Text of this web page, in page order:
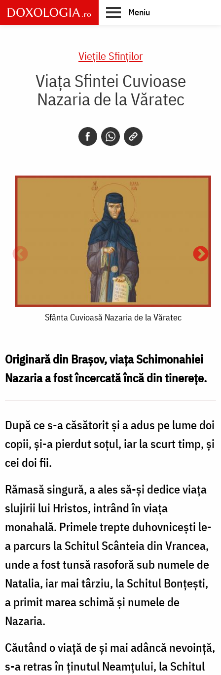
Skip
to
main
Meniu
Vieţile Sfinţilor
Viața Sfintei Cuvioase
Nazaria de la Văratec
de
la
Văratec
Sfânta Cuvioasă Nazaria de la Văratec
Originară din Brașov, viața Schimonahiei
Nazaria a fost încercată încă din tinerețe.
După ce s-a căsătorit și a adus pe lume doi
copii, și-a pierdut soțul, iar la scurt timp, și
cei doi fii.
Rămasă singură, a ales să-și dedice viața
slujirii lui Hristos, intrând în viața
monahală. Primele trepte duhovnicești le-
a parcurs la Schitul Scânteia din Vrancea,
unde a fost tunsă rasoforă sub numele de
Natalia, iar mai târziu, la Schitul Bonţeşti,
a primit marea schimă și numele de
Nazaria.
Căutând o viață de și mai adâncă nevoință,
s-a retras în ținutul Neamțului, la Schitul